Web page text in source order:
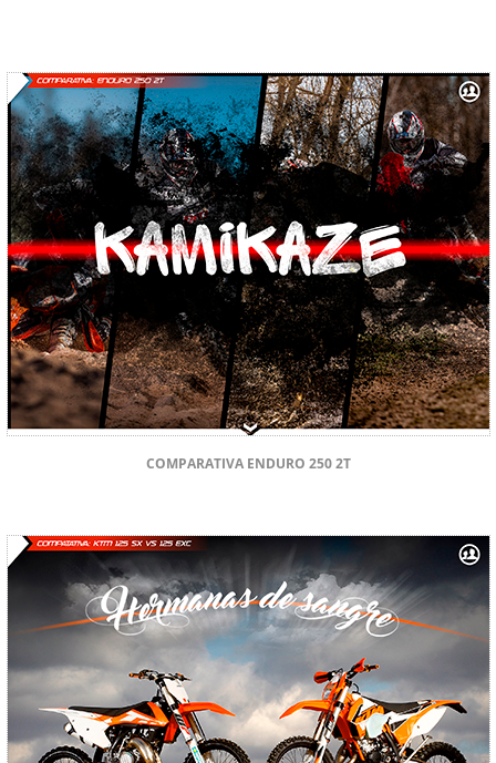
COMPARATIVA ENDURO 250 2T